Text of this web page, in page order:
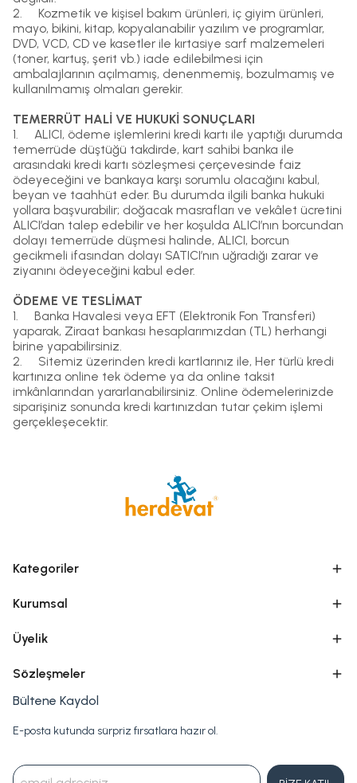
2.
Kozmetik ve kişisel bakım ürünleri, iç giyim ürünleri,
mayo, bikini, kitap, kopyalanabilir yazılım ve programlar,
DVD, VCD, CD ve kasetler ile kırtasiye sarf malzemeleri
(toner, kartuş, şerit vb.) iade edilebilmesi için
ambalajlarının açılmamış, denenmemiş, bozulmamış ve
kullanılmamış olmaları gerekir.
TEMERRÜT HALİ VE HUKUKİ SONUÇLARI
1.
ALICI, ödeme işlemlerini kredi kartı ile yaptığı durumda
temerrüde düştüğü takdirde, kart sahibi banka ile
arasındaki kredi kartı sözleşmesi çerçevesinde faiz
ödeyeceğini ve bankaya karşı sorumlu olacağını kabul,
beyan ve taahhüt eder. Bu durumda ilgili banka hukuki
yollara başvurabilir; doğacak masrafları ve vekâlet ücretini
ALICI’dan talep edebilir ve her koşulda ALICI’nın borcundan
dolayı temerrüde düşmesi halinde, ALICI, borcun
gecikmeli ifasından dolayı SATICI’nın uğradığı zarar ve
ziyanını ödeyeceğini kabul eder.
ÖDEME VE TESLİMAT
1.
Banka Havalesi veya EFT (Elektronik Fon Transferi)
yaparak, Ziraat bankası hesaplarımızdan (TL) herhangi
birine yapabilirsiniz.
2.
Sitemiz üzerinden kredi kartlarınız ile, Her türlü kredi
kartınıza online tek ödeme ya da online taksit
imkânlarından yararlanabilirsiniz. Online ödemelerinizde
siparişiniz sonunda kredi kartınızdan tutar çekim işlemi
gerçekleşecektir.
Kategoriler
Kurumsal
Üyelik
Sözleşmeler
Bültene Kaydol
E-posta kutunda sürpriz fırsatlara hazır ol.